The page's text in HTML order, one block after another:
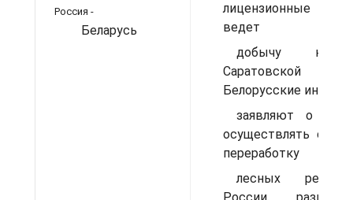
Россия -
Беларусь
лицензионные
ведет
добычу
Саратовской
Белорусские
заявляют о
осуществлять
переработку
лесных